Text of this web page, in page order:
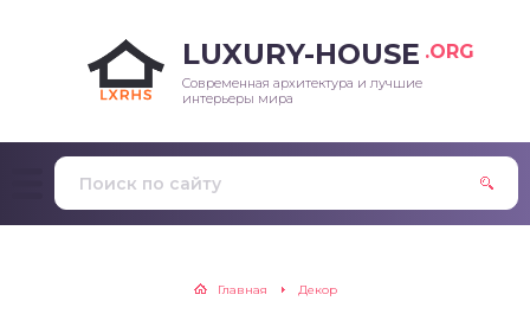
LUXURY-HOUSE .ORG
Современная архитектура и лучшие
интерьеры мира
Главная Декор